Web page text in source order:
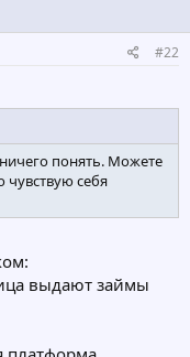
#22
понять. Можете
чувствую себя
выдают займы